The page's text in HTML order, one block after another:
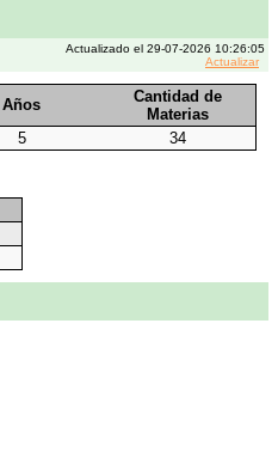
Actualizado el 29-07-2026 10:26:05
Actualizar
Años
Cantidad de
Materias
5
34